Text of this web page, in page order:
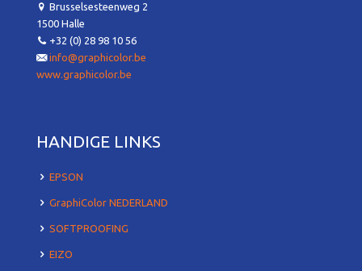
Brusselsesteenweg 2
1500 Halle
+32 (0) 28 98 10 56
info@graphicolor.be
www.graphicolor.be
HANDIGE LINKS
EPSON
GraphiColor NEDERLAND
SOFTPROOFING
EIZO